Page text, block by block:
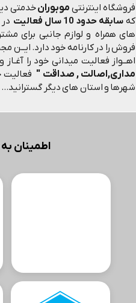
فروشگاه اینترنتی موبورانخدمتی
که سابقه حدود 10 سال فعالیت
های همراه و لوازم جانبی برای
فروش را در کارنامه خود دارد. ایــن
اهــواز فعالیت میدانی خود را
مداری,اصالت , صداقت " فعالیت
شهرها و استان های دیگر گسترانید...
اطمینان به